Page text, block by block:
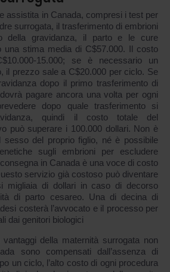
assistita in Canada, compresi i test per
surrogata, il trasferimento di embrioni
della gravidanza, il parto e le cure
una stima media di C$57.000. Il costo
15.000; se è necessario un
il prezzo sale a C$20.000 per ciclo. Se
dopo il primo trasferimento di
pagare ancora una volta per ogni
dopo quale trasferimento si
quindi il costo totale del
può superare i 100.000 dollari. Non è
sesso del proprio figlio, né è possibile
sugli embrioni per escludere
in Canada è una voce di costo
servizio già costoso può diventare
migliaia di dollari in caso di decorso
di parto cesareo. Una di decina di
costerà l’avvocato e il processo per
dai genitori biologici
della maternità surrogata non
sono compensati dall’assenza di
un ciclo, l’alto costo di ogni procedura